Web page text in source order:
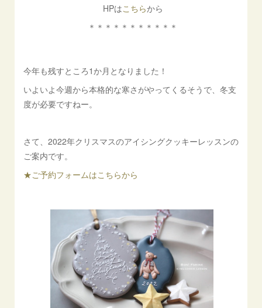
HPはこちらから
＊＊＊＊＊＊＊＊＊＊＊
今年も残すところ1か月となりました！
いよいよ今週から本格的な寒さがやってくるそうで、冬支
度が必要ですねー。
さて、2022年クリスマスのアイシングクッキーレッスンの
ご案内です。
★ご予約フォームはこちらから